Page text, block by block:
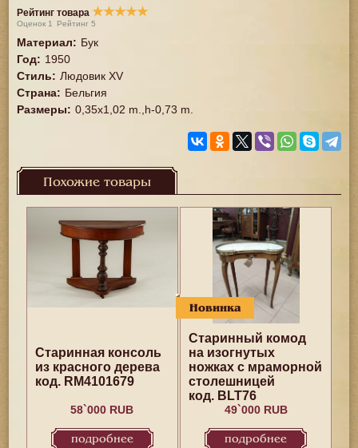
Рейтинг товара ★★★★★
Оценок 1 Рейтинг5
Материал: Бук
Год: 1950
Стиль: Людовик XV
Страна: Бельгия
Размеры: 0,35x1,02 m.,h-0,73 m.
Похожие товары
Старинная консоль
из красного дерева
код. RM4101679
58`000 RUB
подробнее
Новинка
Старинный комод
на изогнутых
ножках с мраморной
столешницей
код. BLT76
49`000 RUB
подробнее